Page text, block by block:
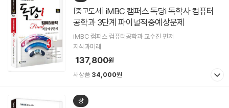
[중고도서]
공학과 3단계 파이널적중예상문제
iMBC 캠퍼스 컴퓨터공학과 교수진 편저
지식과미래
137,800원
새상품 34,000원
상